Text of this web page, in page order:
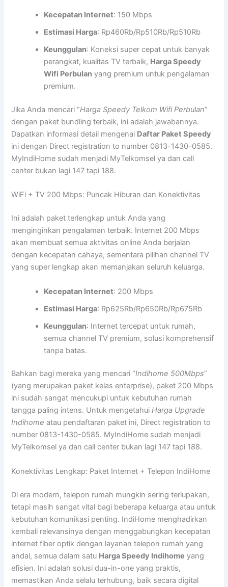
Kecepatan Internet: 150 Mbps
Estimasi Harga: Rp460Rb/Rp510Rb/Rp510Rb
Keunggulan: Koneksi super cepat untuk banyak
perangkat, kualitas TV terbaik, Harga Speedy
Wifi Perbulan yang premium untuk pengalaman
premium.
Jika Anda mencari “Harga Speedy Telkom Wifi Perbulan”
dengan paket bundling terbaik, ini adalah jawabannya.
Dapatkan informasi detail mengenai Daftar Paket Speedy
ini dengan Direct registration to number 0813-1430-0585.
MyIndiHome sudah menjadi MyTelkomsel ya dan call
center bukan lagi 147 tapi 188.
WiFi + TV 200 Mbps: Puncak Hiburan dan Konektivitas
Ini adalah paket terlengkap untuk Anda yang
menginginkan pengalaman terbaik. Internet 200 Mbps
akan membuat semua aktivitas online Anda berjalan
dengan kecepatan cahaya, sementara pilihan channel TV
yang super lengkap akan memanjakan seluruh keluarga.
Kecepatan Internet: 200 Mbps
Estimasi Harga: Rp625Rb/Rp650Rb/Rp675Rb
Keunggulan: Internet tercepat untuk rumah,
semua channel TV premium, solusi komprehensif
tanpa batas.
Bahkan bagi mereka yang mencari “Indihome 500Mbps”
(yang merupakan paket kelas enterprise), paket 200 Mbps
ini sudah sangat mencukupi untuk kebutuhan rumah
tangga paling intens. Untuk mengetahuiHarga Upgrade
Indihome atau pendaftaran paket ini, Direct registration to
number 0813-1430-0585. MyIndiHome sudah menjadi
MyTelkomsel ya dan call center bukan lagi 147 tapi 188.
Konektivitas Lengkap: Paket Internet + Telepon IndiHome
Di era modern, telepon rumah mungkin sering terlupakan,
tetapi masih sangat vital bagi beberapa keluarga atau untuk
kebutuhan komunikasi penting. IndiHome menghadirkan
kembali relevansinya dengan menggabungkan kecepatan
internet fiber optik dengan layanan telepon rumah yang
andal, semua dalam satu Harga Speedy Indihome yang
efisien. Ini adalah solusi dua-in-one yang praktis,
memastikan Anda selalu terhubung, baik secara digital